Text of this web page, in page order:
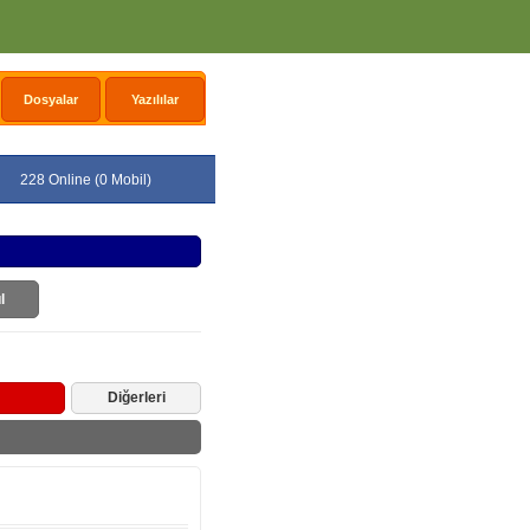
Dosyalar Yazılılar
228 Online (0 Mobil)
Diğerleri